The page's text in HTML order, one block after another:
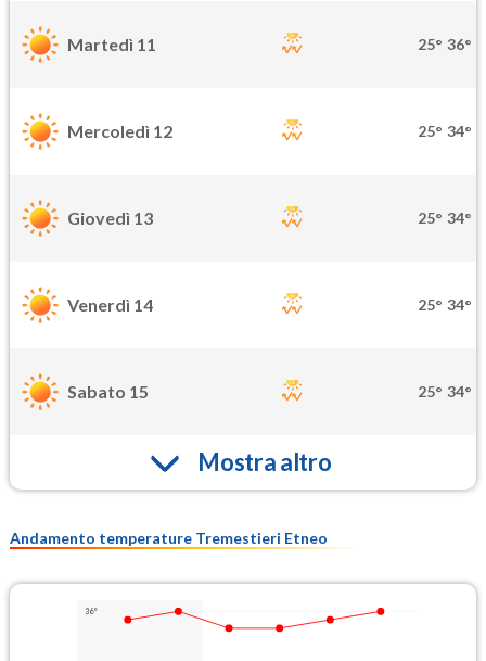
Martedì 11 25° 36°
Mercoledì 12 25° 34°
Giovedì 13 25° 34°
Venerdì 14 25° 34°
Sabato 15 25° 34°
Mostra altro
Andamento temperature Tremestieri Etneo
36°